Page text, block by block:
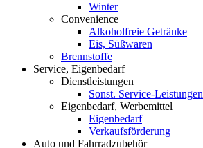
Winter
Convenience
Alkoholfreie Getränke
Eis, Süßwaren
Brennstoffe
Service, Eigenbedarf
Dienstleistungen
Sonst. Service-Leistungen
Eigenbedarf, Werbemittel
Eigenbedarf
Verkaufsförderung
Auto und Fahrradzubehör